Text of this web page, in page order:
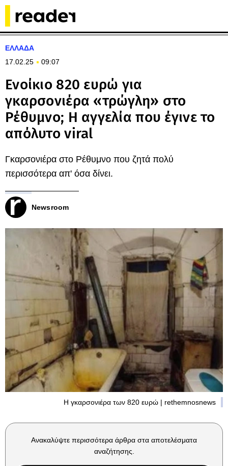
ΕΛΛΑΔΑ
17.02.25
09:07
Ενοίκιο 820 ευρώ για
γκαρσονιέρα «τρώγλη» στο
Ρέθυμνο; Η αγγελία που έγινε το
απόλυτο viral
Γκαρσονιέρα στο Ρέθυμνο που ζητά πολύ
περισσότερα απ' όσα δίνει.
Newsroom
Η γκαρσονιέρα των 820 ευρώ | rethemnosnews
Ανακαλύψτε περισσότερα άρθρα στα αποτελέσματα
αναζήτησης.